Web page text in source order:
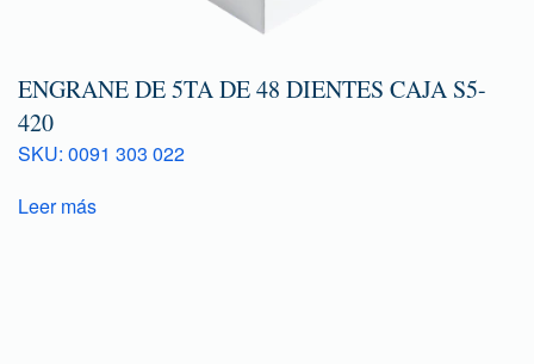
ENGRANE DE 5TA DE 48 DIENTES CAJA S5-
420
SKU: 0091 303 022
Leer más